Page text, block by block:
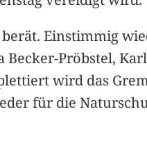
Einstimmig
Pröbstel,
wird das
für die